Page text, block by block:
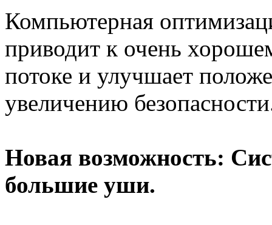
Компьютерная
приводит к очень
потоке и улучшает
увеличению
Новая возможность:
большие уши.